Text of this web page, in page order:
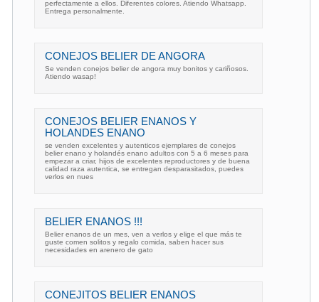
perfectamente a ellos. Diferentes colores. Atiendo Whatsapp.
Entrega personalmente.
CONEJOS BELIER DE ANGORA
Se venden conejos belier de angora muy bonitos y cariñosos.
Atiendo wasap!
CONEJOS BELIER ENANOS Y
HOLANDES ENANO
se venden excelentes y autenticos ejemplares de conejos
belier enano y holandés enano adultos con 5 a 6 meses para
empezar a criar, hijos de excelentes reproductores y de buena
calidad raza autentica, se entregan desparasitados, puedes
verlos en nues
BELIER ENANOS !!!
Belier enanos de un mes, ven a verlos y elige el que más te
guste comen solitos y regalo comida, saben hacer sus
necesidades en arenero de gato
CONEJITOS BELIER ENANOS